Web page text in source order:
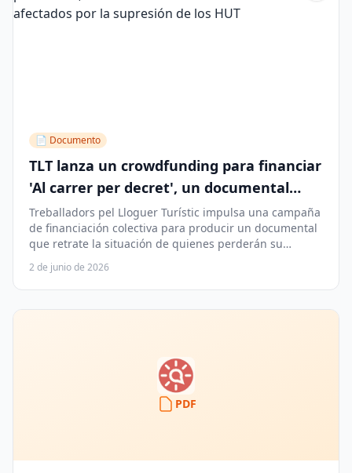
📄 Documento
TLT lanza un crowdfunding para financiar
'Al carrer per decret', un documental
sobre los 200.000 afectados por la
supresión de los HUT
Treballadors pel Lloguer Turístic impulsa una campaña
de financiación colectiva para producir un documental
que retrate la situación de quienes perderán su
empleo en noviembre de 2028, cuando entre en vigor
la supresión de los pisos turísticos en Cataluña.
2 de junio de 2026
PDF